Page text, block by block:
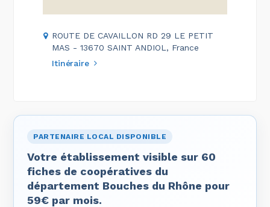
ROUTE DE CAVAILLON RD 29 LE PETIT
MAS - 13670 SAINT ANDIOL, France
Itinéraire
PARTENAIRE LOCAL DISPONIBLE
Votre établissement visible sur 60
fiches de coopératives du
département Bouches du Rhône pour
59€ par mois.